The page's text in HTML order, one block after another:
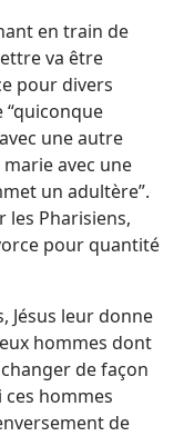
en train de
va être
pour divers
“quiconque
une autre
avec une
un adultère”.
Pharisiens,
pour quantité
Jésus leur donne
hommes dont
de façon
hommes
de